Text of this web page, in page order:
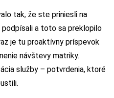
tak, že ste priniesli na
podpísali a toto sa preklopilo
je tu proaktívny príspevok
návštevy matriky.
služby – potvrdenia, ktoré